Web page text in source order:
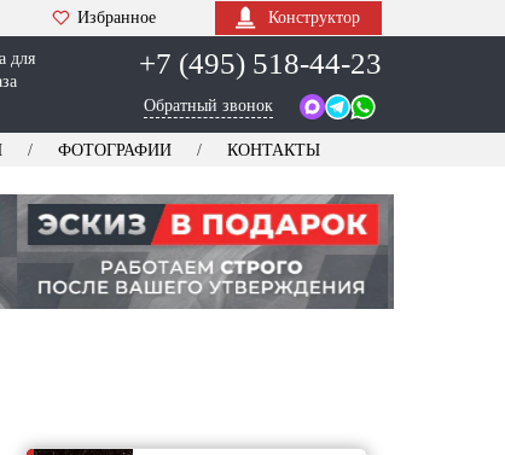
Избранное Конструктор
для
+7 (495) 518-44-23
Обратный звонок
ФОТОГРАФИИ КОНТАКТЫ